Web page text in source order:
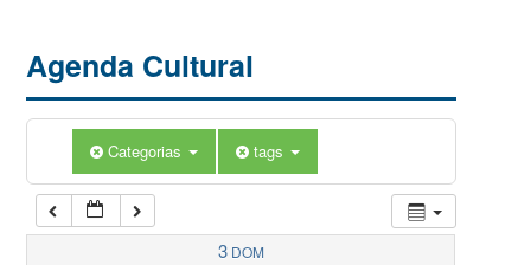
Agenda Cultural
Categorias tags
3 DOM